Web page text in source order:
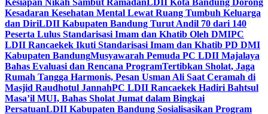
Kesiapan Nikah Sambut RamadanLDII Kota Bandung Dorong
Kesadaran Kesehatan Mental Lewat Ruang Tumbuh Keluarga
dan DiriLDII Kabupaten Bandung Turut Andil 70 dari 140
Peserta Lulus Standarisasi Imam dan Khatib Oleh DMIPC
LDII Rancaekek Ikuti Standarisasi Imam dan Khatib PD DMI
Kabupaten BandungMusyawarah Pemuda PC LDII Majalaya
Bahas Evaluasi dan Rencana ProgramTertibkan Sholat, Jaga
Rumah Tangga Harmonis, Pesan Usman Ali Saat Ceramah di
Masjid Raudhotul JannahPC LDII Rancaekek Hadiri Bahtsul
Masa’il MUI, Bahas Sholat Jumat dalam Bingkai
PersatuanLDII Kabupaten Bandung Sosialisasikan Program